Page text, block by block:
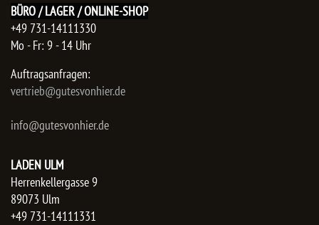
BÜRO / LAGER / ONLINE-SHOP
+49 731-14111330
Mo - Fr: 9 - 14 Uhr
Auftragsanfragen:
​vertrieb@gutesvonhier.de
info@gutesvonhier.de
LADEN ULM
Herrenkellergasse 9
89073 Ulm
+49 731-14111331